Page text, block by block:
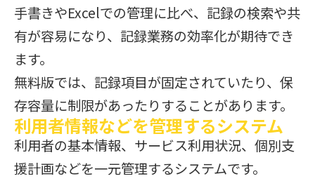
手書きやExcelでの管理に比べ、記録の検索や共
有が容易になり、記録業務の効率化が期待でき
ます。
無料版では、記録項目が固定されていたり、保
存容量に制限があったりすることがあります。
利用者情報などを管理するシステム
利用者の基本情報、サービス利用状況、個別支
援計画などを一元管理するシステムです。